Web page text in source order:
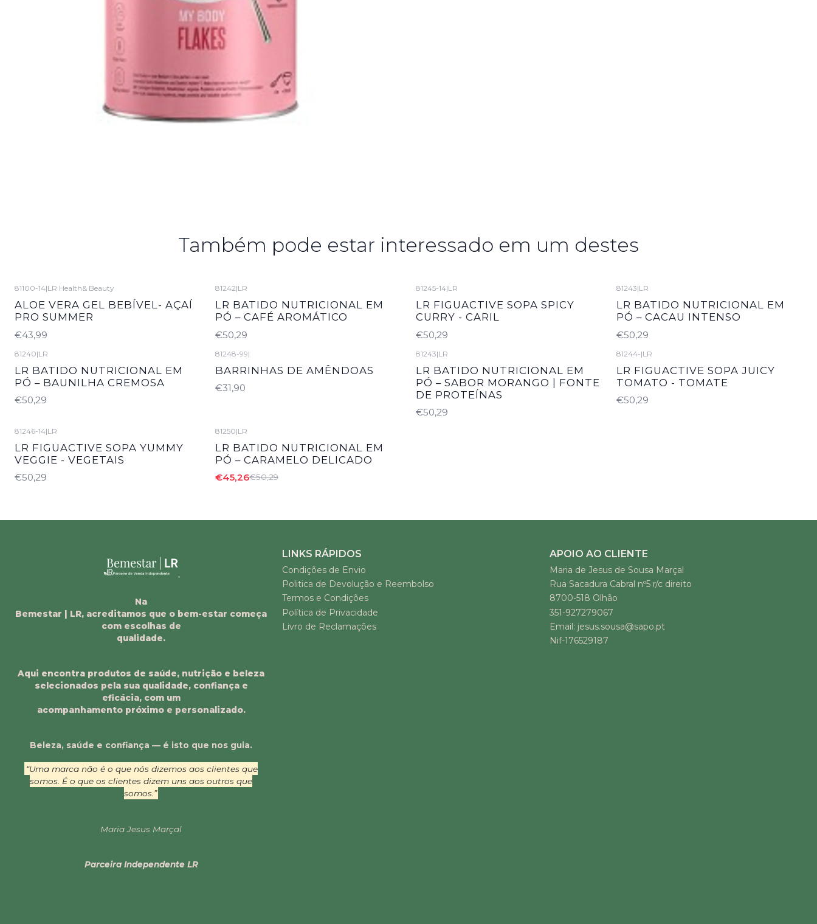
Também pode estar interessado em um destes
81100-14|LR Health& Beauty
ALOE VERA GEL BEBÍVEL- AÇAÍ
PRO SUMMER
€43,99
81242|LR
LR BATIDO NUTRICIONAL EM
PÓ – CAFÉ AROMÁTICO
€50,29
81245-14|LR
LR FIGUACTIVE SOPA SPICY
CURRY - CARIL
€50,29
81243|LR
LR BATIDO NUTRICIONAL EM
PÓ – CACAU INTENSO
€50,29
81240|LR
LR BATIDO NUTRICIONAL EM
PÓ – BAUNILHA CREMOSA
€50,29
81248-99|
BARRINHAS DE AMÊNDOAS
€31,90
81243|LR
LR BATIDO NUTRICIONAL EM
PÓ – SABOR MORANGO | FONTE
DE PROTEÍNAS
€50,29
81244-|LR
LR FIGUACTIVE SOPA JUICY
TOMATO - TOMATE
€50,29
81246-14|LR
LR FIGUACTIVE SOPA YUMMY
VEGGIE - VEGETAIS
€50,29
81250|LR
LR BATIDO NUTRICIONAL EM
PÓ – CARAMELO DELICADO
€45,26€50,29
Na
Bemestar | LR, acreditamos que o bem-estar começa
com escolhas de
qualidade.
Aqui encontra produtos de saúde, nutrição e beleza
selecionados pela sua qualidade, confiança e
eficácia, com um
acompanhamento próximo e personalizado.
Beleza, saúde e confiança — é isto que nos guia.
“Uma marca não é o que nós dizemos aos clientes que
somos. É o que os clientes dizem uns aos outros que
somos.”
Maria Jesus Marçal
Parceira Independente LR
LINKS RÁPIDOS
Condições de Envio
Politica de Devolução e Reembolso
Termos e Condições
Política de Privacidade
Livro de Reclamações
APOIO AO CLIENTE
Maria de Jesus de Sousa Marçal
Rua Sacadura Cabral nº5 r/c direito
8700-518 Olhão
351-927279067
Email: jesus.sousa@sapo.pt
Nif-176529187